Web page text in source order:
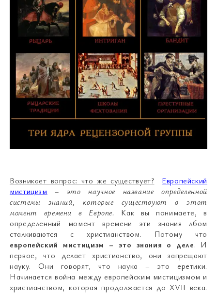
Возникает вопрос: что же существует?
Европейский
мистицизм
– это научное название определенной
системы знаний, которые существуют в этот
момент времени в Европе.
Как вы понимаете, в
определенный момент времени эти знания лбом
сталкиваются с христианством. Потому что
европейский мистицизм – это знания о деле. И
первое, что делает христианство, они запрещают
науку. Они говорят, что наука – это еретики.
Начинается война между европейским мистицизмом и
христианством, которая продолжается до XVII века.